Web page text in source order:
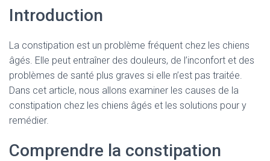
Introduction
La constipation est un problème fréquent chez les chiens
âgés. Elle peut entraîner des douleurs, de l’inconfort et des
problèmes de santé plus graves si elle n’est pas traitée.
Dans cet article, nous allons examiner les causes de la
constipation chez les chiens âgés et les solutions pour y
remédier.
Comprendre la constipation